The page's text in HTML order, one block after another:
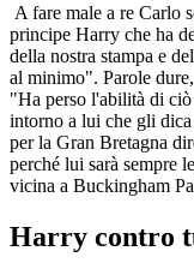
A fare male a re Carlo
principe Harry che ha
della nostra stampa e
al minimo". Parole
"Ha perso l'abilità di ciò
intorno a lui che gli
per la Gran Bretagna
perché lui sarà sempre
vicina a Buckingham
Harry contro